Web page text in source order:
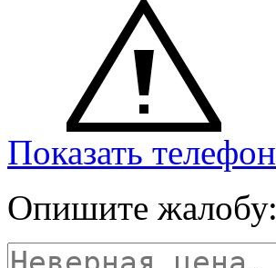
Показать телефон
Опишите жалобу: